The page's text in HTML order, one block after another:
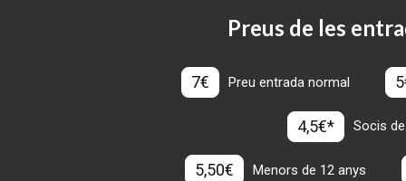
Preus de les
7€ Preu entrada normal
4,5€* Socis
5,50€ Menors de 12 anys